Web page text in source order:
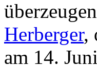
Herberger,
am 14.